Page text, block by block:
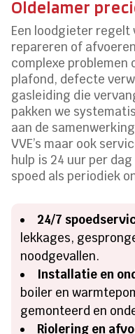
Oldelamer
Een loodgieter regelt
repareren of
complexe problemen
plafond, defecte
gasleiding die
pakken we
aan de
VVE’s maar ook
hulp is 24 uur per
spoed als periodiek
24/7
lekkages,
noodgevallen.
Installatie en
boiler en
gemonteerd en
Riolering en